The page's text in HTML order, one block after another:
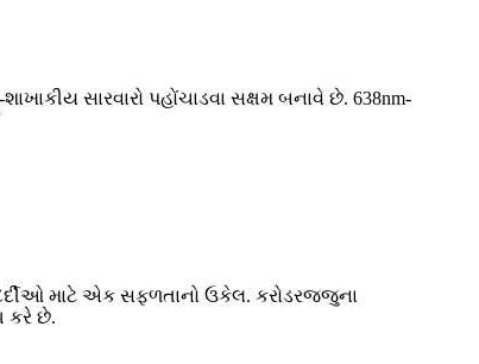
સારવારો પહોંચાડવા સક્ષમ બનાવે છે. 638nm-
માટે એક સફળતાનો ઉકેલ. કરોડરજ્જુના
કરે છે.